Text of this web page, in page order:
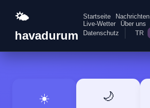
🌤️
havadurum
Startseite Nachrichten
Live-Wetter
Über uns
Datenschutz
TR
☀️ 🌙